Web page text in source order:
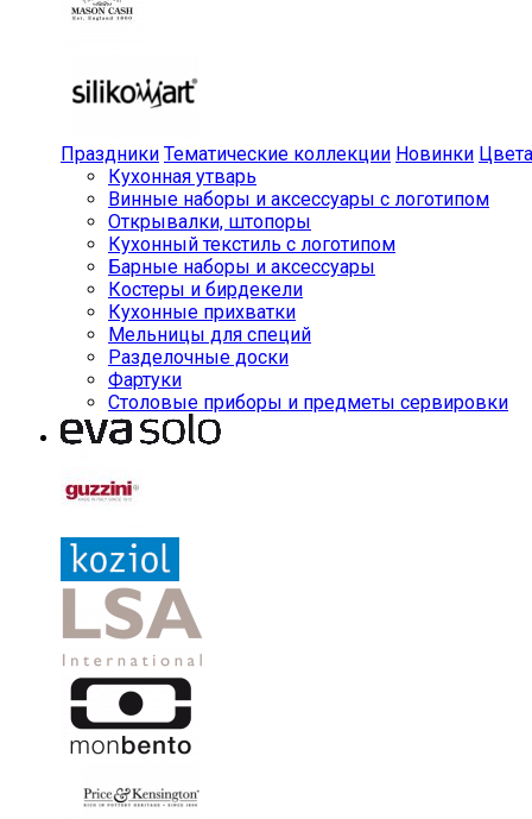
Праздники Тематические коллекции Новинки Цвета
Кухонная утварь
Винные наборы и аксессуары с логотипом
Открывалки, штопоры
Кухонный текстиль с логотипом
Барные наборы и аксессуары
Костеры и бирдекели
Кухонные прихватки
Мельницы для специй
Разделочные доски
Фартуки
Столовые приборы и предметы сервировки